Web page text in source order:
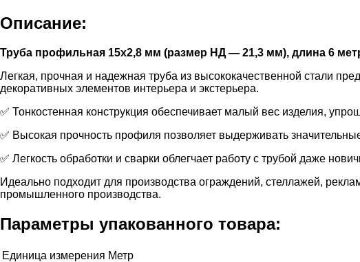
Описание:
Труба профильная 15х2,8 мм (размер НД — 21,3 мм), длина 6
Легкая, прочная и надежная труба из высококачественной стали
декоративных элементов интерьера и экстерьера.
✅ Тонкостенная конструкция обеспечивает малый вес изделия,
✅ Высокая прочность профиля позволяет выдерживать
✅ Легкость обработки и сварки облегчает работу с трубой даже
Идеально подходит для производства ограждений, стеллажей,
промышленного производства.
Параметры упакованного товара:
Единица измерения Метр